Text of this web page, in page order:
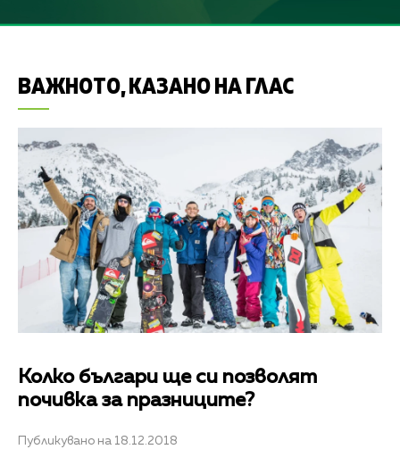
ВАЖНОТО, КАЗАНО НА ГЛАС
Колко българи ще си позволят
почивка за празниците?
Публикувано на 18.12.2018